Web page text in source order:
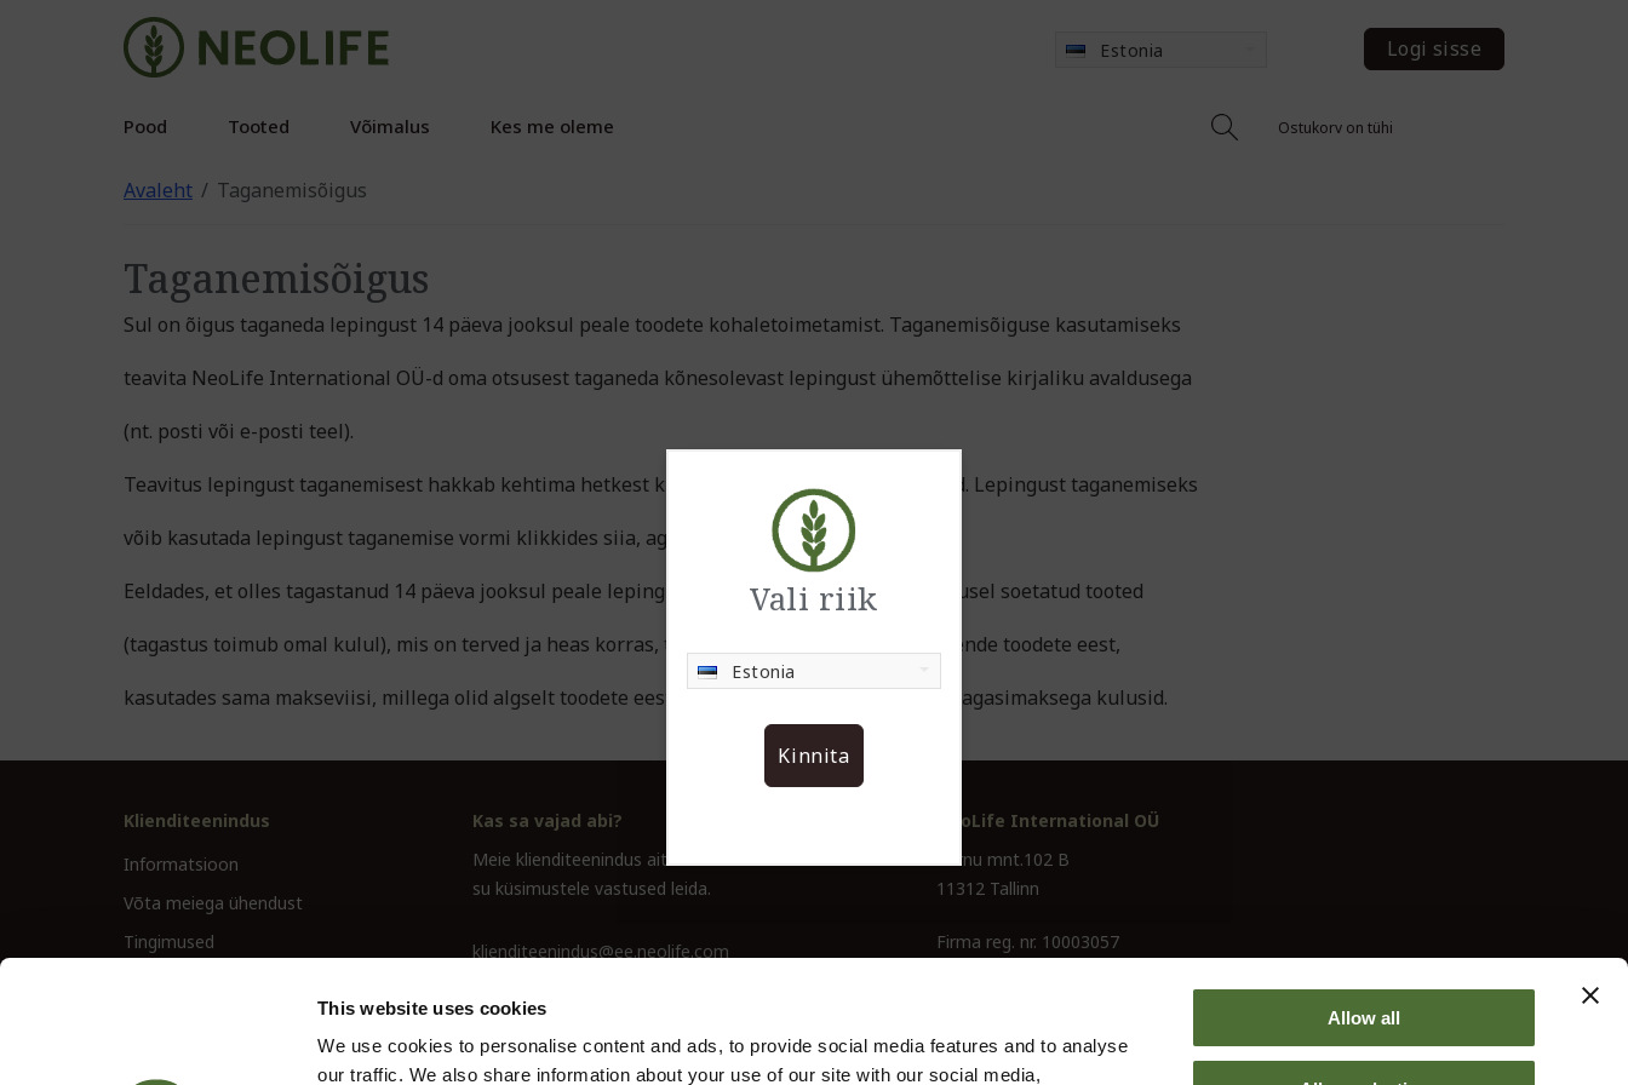
This website uses cookies
We use cookies to personalise content and ads, to provide social media features and to analyse
our traffic. We also share information about your use of our site with our social media,
Allow all
Estonia Logi sisse
Ostukorv on tühi
Pood Tooted Võimalus Kes me oleme
Vali riik
Estonia
Kinnita
Avaleht Taganemisõigus
Taganemisõigus
Sul on õigus taganeda lepingust 14 päeva jooksul peale toodete kohaletoimetamist. Taganemisõiguse kasutamiseks
teavita NeoLife International OÜ-d oma otsusest taganeda kõnesolevast lepingust ühemõttelise kirjaliku avaldusega
(nt. posti või e-posti teel).
Teavitus lepingust taganemisest hakkab kehtima hetkest kui kiri või e-mail on ära saadetud. Lepingust taganemiseks
võib kasutada lepingust taganemise vormi klikkides siia, aga see ei ole kohustuslik.
Eeldades, et olles tagastanud 14 päeva jooksul peale lepingust taganemist antud lepingu alusel soetatud tooted
(tagastus toimub omal kulul), mis on terved ja heas korras, tagastatakse sulle täissumma nende toodete eest,
kasutades sama makseviisi, millega olid algselt toodete eest tasunud. Sulle ei lisandu selle tagasimaksega kulusid.
Klienditeenindus
Informatsioon
Võta meiega ühendust
Tingimused
Kas sa vajad abi?
Meie klienditeenindus aitab
su küsimustele vastused leida.
klienditeenindus@ee.neolife.com
NeoLife International OÜ
Pärnu mnt.102 B
11312 Tallinn
Firma reg. nr. 10003057